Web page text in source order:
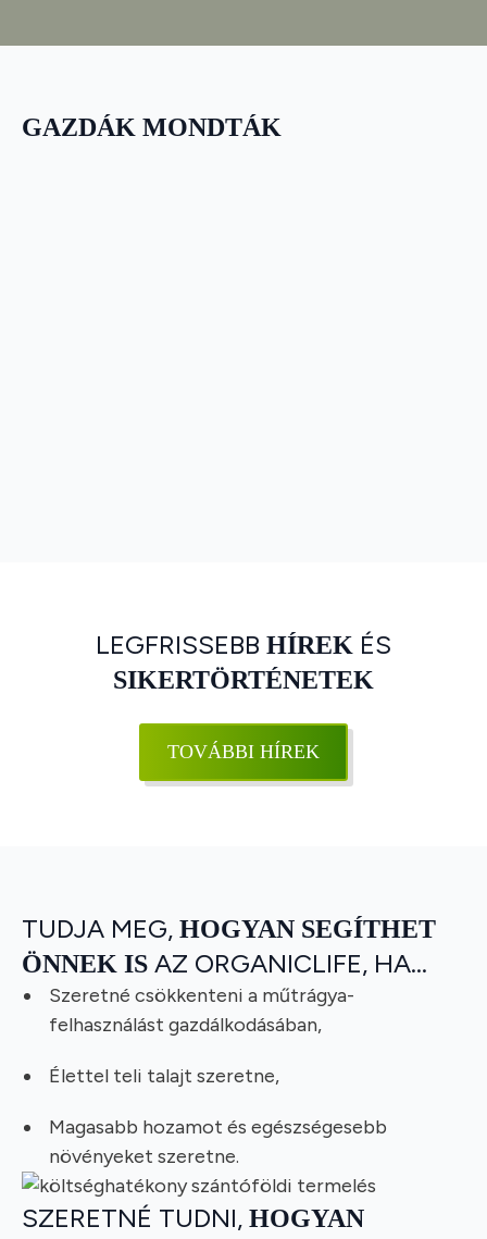
GAZDÁK MONDTÁK
LEGFRISSEBB HÍREK ÉS
SIKERTÖRTÉNETEK
TOVÁBBI HÍREK
TUDJA MEG, HOGYAN SEGÍTHET
ÖNNEK IS AZ ORGANICLIFE, HA…
Szeretné csökkenteni a műtrágya-
felhasználást gazdálkodásában,
Élettel teli talajt szeretne,
Magasabb hozamot és egészségesebb
növényeket szeretne.
SZERETNÉ TUDNI, HOGYAN